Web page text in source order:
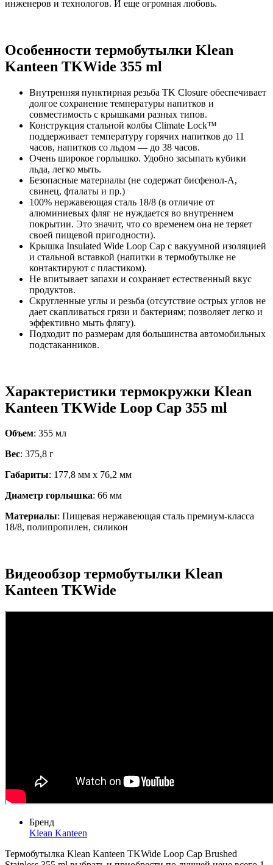
инженеров и технологов. И еще огромная любовь.
Особенности термобутылки Klean
Kanteen TKWide 355 ml
Внутренняя пунктирная резьба TK Closure обеспечивает
долгое сохранение температуры напитков и
совместимость с крышками разных типов.
Конструкция стальной колбы Climate Lock™
поддерживает температуру горячих напитков до 11
часов, напитков со льдом — до 38 часов.
Очень широкое горлышко. Удобно засыпать кубики
льда, легко мыть.
Безопасные материалы (не содержат бисфенол-А,
свинец, фталаты и пр.)
100% нержавеющая сталь 18/8 (в отличие от
алюминиевых фляг не нуждается во внутреннем
покрытии. Это значит, что со временем она не теряет
своей пищевой пригодности).
Крышка Insulated Wide Loop Cap с вакуумной изоляцией
и стальной вставкой (напитки в термобутылке не
контактируют с пластиком).
Не впитывает запахи и сохраняет естественный вкус
продуктов.
Скругленные углы и резьба (отсутствие острых углов не
дает скапливаться грязи и бактериям; позволяет легко и
эффективно мыть флягу).
Подходит по размерам для большинства автомобильных
подстаканников.
Характеристики термокружки Klean
Kanteen TKWide Loop Cap 355 ml
Объем: 355 мл
Вес: 375,8 г
Габариты: 177,8 мм х 76,2 мм
Диаметр горлышка: 66 мм
Материалы: Пищевая нержавеющая сталь премиум-класса
18/8, полипропилен, силикон
Видеообзор термобутылки Klean
Kanteen TKWide
Бренд
Klean Kanteen
Термобутылка Klean Kanteen TKWide Loop Cap Brushed